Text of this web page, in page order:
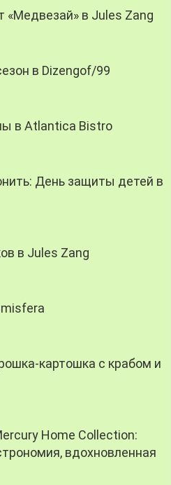
«Медвезай» в Jules Zang
в Dizengof/99
в Atlantica Bistro
День защиты детей в
в Jules Zang
картошка с крабом и
Home Collection:
вдохновленная